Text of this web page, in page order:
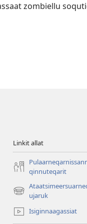
zombiellu
Linkit allat
qinnuteqarit
ujaruk
(opens
window)Isiginnaagassiat